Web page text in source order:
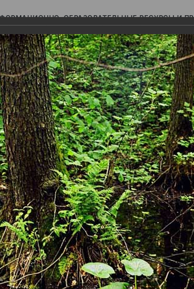
ОБРАЗОВАТЕЛЬНЫЕ РЕСУРСЫ И